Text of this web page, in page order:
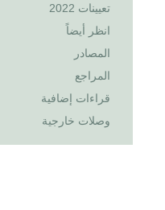
تعيينات 2022
انظر أيضاً
المصادر
المراجع
قراءات إضافية
وصلات خارجية